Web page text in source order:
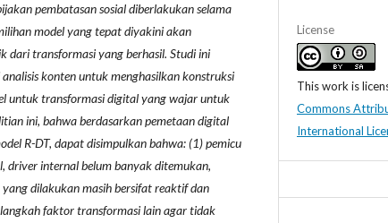
pembatasan sosial diberlakukan selama
model yang tepat diyakini akan
dari transformasi yang berhasil. Studi ini
konten untuk menghasilkan konstruksi
untuk transformasi digital yang wajar untuk
ini, bahwa berdasarkan pemetaan digital
R-DT, dapat disimpulkan bahwa: (1) pemicu
driver internal belum banyak ditemukan,
dilakukan masih bersifat reaktif dan
faktor transformasi lain agar tidak
License
This work is
Commons
International